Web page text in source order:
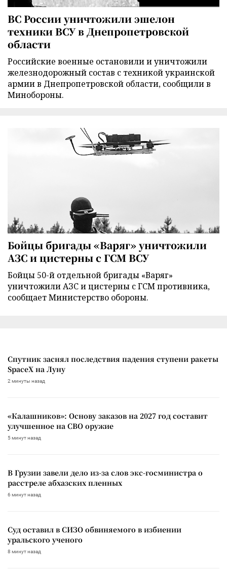
ВС России уничтожили эшелон
техники ВСУ в Днепропетровской
области
Российские военные остановили и уничтожили
железнодорожный состав с техникой украинской
армии в Днепропетровской области, сообщили в
Минобороны.
Бойцы бригады «Варяг» уничтожили
АЗС и цистерны с ГСМ ВСУ
Бойцы 50-й отдельной бригады «Варяг»
уничтожили АЗС и цистерны с ГСМ противника,
сообщает Министерство обороны.
Спутник заснял последствия падения ступени ракеты
SpaceX на Луну
2 минуты назад
«Калашников»: Основу заказов на 2027 год составит
улучшенное на СВО оружие
5 минут назад
В Грузии завели дело из-за слов экс-госминистра о
расстреле абхазских пленных
6 минут назад
Суд оставил в СИЗО обвиняемого в избиении
уральского ученого
8 минут назад